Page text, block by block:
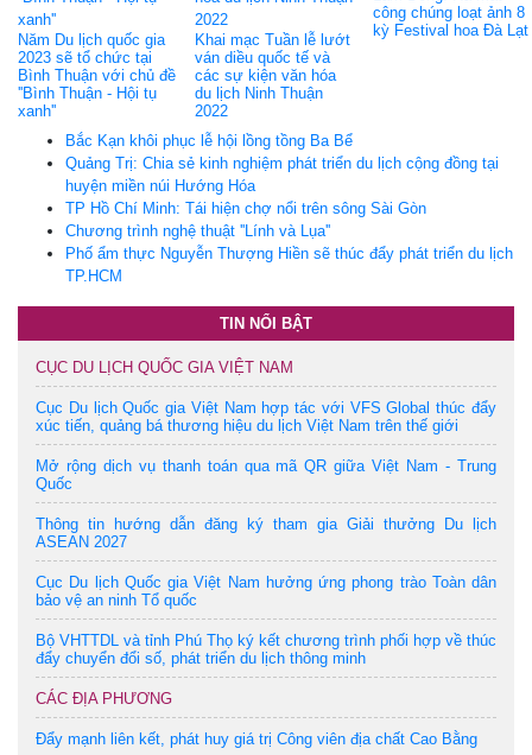
Năm Du lịch quốc gia
2023 sẽ tổ chức tại
Bình Thuận với chủ đề
''Bình Thuận - Hội tụ
xanh''
Khai mạc Tuần lễ lướt
ván diều quốc tế và
các sự kiện văn hóa
du lịch Ninh Thuận
2022
công chúng loạt ảnh 8
kỳ Festival hoa Đà Lạt
Bắc Kạn khôi phục lễ hội lồng tồng Ba Bể
Quảng Trị: Chia sẻ kinh nghiệm phát triển du lịch cộng đồng tại
huyện miền núi Hướng Hóa
TP Hồ Chí Minh: Tái hiện chợ nổi trên sông Sài Gòn
Chương trình nghệ thuật ''Lính và Lụa''
Phố ẩm thực Nguyễn Thượng Hiền sẽ thúc đẩy phát triển du lịch
TP.HCM
TIN NỔI BẬT
CỤC DU LỊCH QUỐC GIA VIỆT NAM
Cục Du lịch Quốc gia Việt Nam hợp tác với VFS Global thúc đẩy
xúc tiến, quảng bá thương hiệu du lịch Việt Nam trên thế giới
Mở rộng dịch vụ thanh toán qua mã QR giữa Việt Nam - Trung
Quốc
Thông tin hướng dẫn đăng ký tham gia Giải thưởng Du lịch
ASEAN 2027
Cục Du lịch Quốc gia Việt Nam hưởng ứng phong trào Toàn dân
bảo vệ an ninh Tổ quốc
Bộ VHTTDL và tỉnh Phú Thọ ký kết chương trình phối hợp về thúc
đẩy chuyển đổi số, phát triển du lịch thông minh
CÁC ĐỊA PHƯƠNG
Đẩy mạnh liên kết, phát huy giá trị Công viên địa chất Cao Bằng